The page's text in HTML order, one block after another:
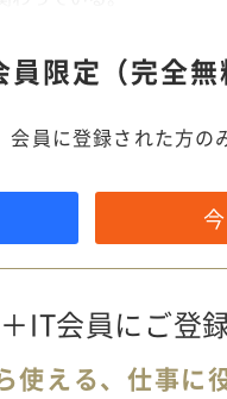
員限定（完全無
員に登録された方の
IT会員にご登
使える、仕事に